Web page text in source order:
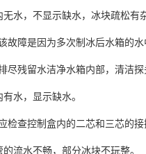
水，不显示缺水，冰块疏松有
故障是因为多次制冰后水箱的
尽残留水洁净水箱内部，清洁探
水，显示缺水。
检查控制盒内的二芯和三芯的
流水不畅，部分冰块不玩整。